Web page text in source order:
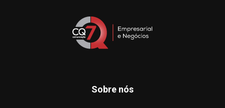
Sobre nós